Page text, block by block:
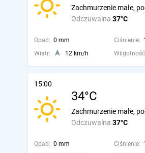
Odczuwalna 37°C
Zachmurzenie małe,
Opad: 0 mm Ciśnienie:
Wiatr:
12 km/h
15:00
34°C
Odczuwalna 37°C
Zachmurzenie małe,
Opad: 0 mm Ciśnienie: